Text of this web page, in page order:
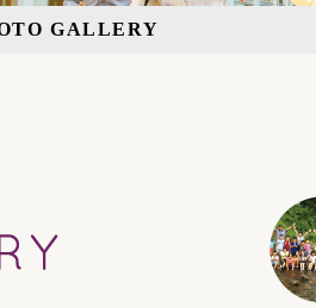
GALLERY